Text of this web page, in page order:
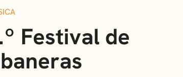
Festival de